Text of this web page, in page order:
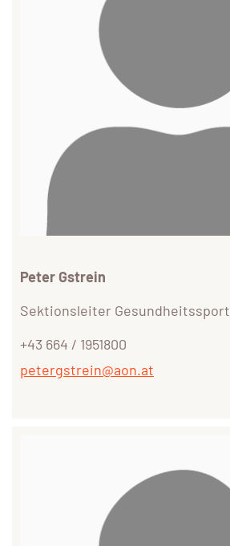
Peter Gstrein
Sektionsleiter Gesundheitssport
+43 664 / 1951800
petergstrein@aon.at